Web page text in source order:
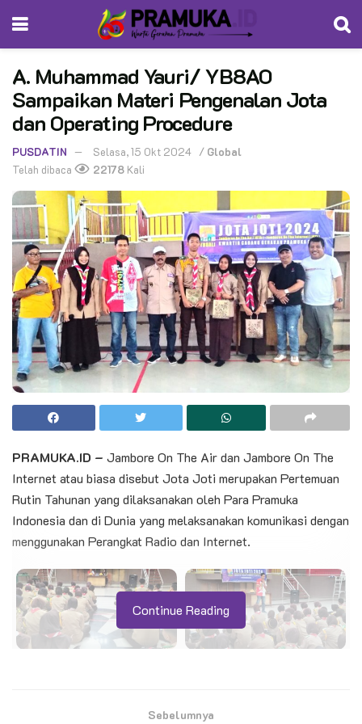
A. Muhammad Yauri/ YB8AO
Sampaikan Materi Pengenalan Jota
dan Operating Procedure
PUSDATIN Selasa, 15 Okt 2024 / Global
Telah dibaca
22178 Kali
PRAMUKA.ID – Jambore On The Air dan Jambore On The
Internet atau biasa disebut Jota Joti merupakan Pertemuan
Rutin Tahunan yang dilaksanakan oleh Para Pramuka
Indonesia dan di Dunia yang melaksanakan komunikasi dengan
menggunakan Perangkat Radio dan Internet.
Continue Reading
Sebelumnya